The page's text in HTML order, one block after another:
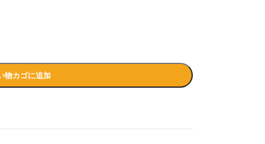
オリジナルデザインのZIPPO
物カゴに追加